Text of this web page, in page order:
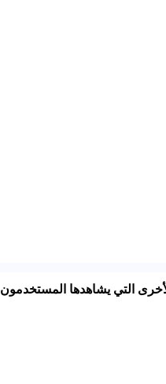
التي يشاهدها المستخدمون